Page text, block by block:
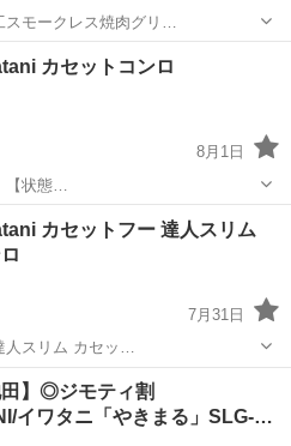
スモークレス焼肉グリ…
カセットコンロ
8月1日
カセットコンロ 【状態…
カセットフー 達人スリム
7月31日
人スリム カセッ…
田】◎ジモティ割
イワタニ「やきまる」SLG-…